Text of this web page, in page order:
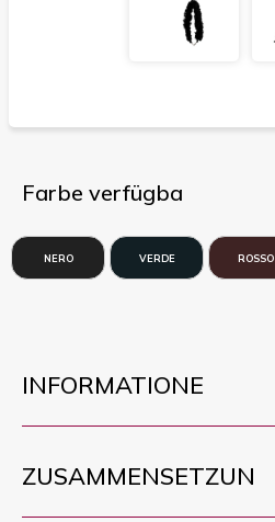
Farbe verfügba
NERO VERDE ROSSO
INFORMATIONE
ZUSAMMENSETZUN